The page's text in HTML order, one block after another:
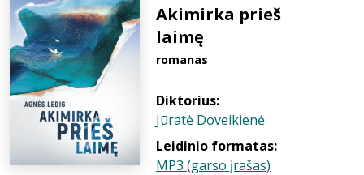
Akimirka prieš
laimę
romanas
Diktorius:
Jūratė Doveikienė
Leidinio formatas:
MP3 (garso įrašas)